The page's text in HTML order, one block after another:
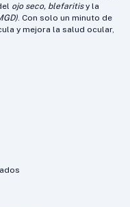
ojo seco, blefaritisy la
. Con solo un minuto de
y mejora la salud ocular,